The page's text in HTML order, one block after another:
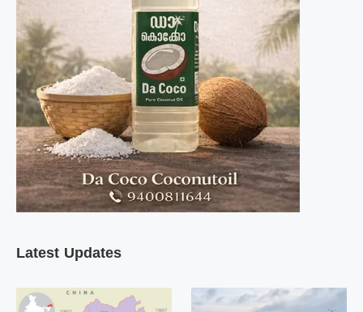
Latest Updates